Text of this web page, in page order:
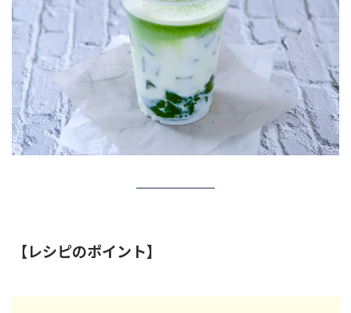
【レシピのポイント】